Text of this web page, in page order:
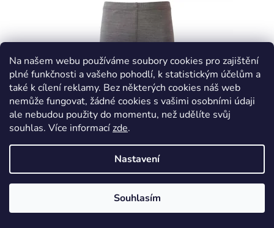
Na našem webu používáme soubory cookies pro zajištění
plné funkčnosti a vašeho pohodlí, k statistickým účelům a
také k cílení reklamy. Bez některých cookies náš web
nemůže fungovat, žádné cookies s vašimi osobními údaji
ale nebudou použity do momentu, než udělíte svůj
souhlas. Více informacízde.
Nastavení
Souhlasím
i
s
p
r
o
d
u
t
ů
Merino s hedvábím legíny dlouhé tenké - Hnědá,